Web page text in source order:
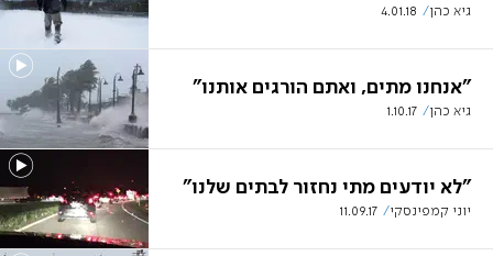
גיא כהן 4.01.18
"אנחנו מתים, ואתם הורגים אותנו"
גיא כהן 1.10.17
"לא יודעים מתי נחזור לבתים שלנו"
יוני קמפינסקי 11.09.17